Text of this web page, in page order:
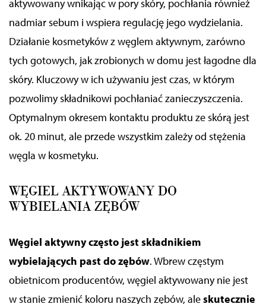
aktywowany wnikając w pory skóry, pochłania również
nadmiar sebum i wspiera regulację jego wydzielania.
Działanie kosmetyków z węglem aktywnym, zarówno
tych gotowych, jak zrobionych w domu jest łagodne dla
skóry. Kluczowy w ich używaniu jest czas, w którym
pozwolimy składnikowi pochłaniać zanieczyszczenia.
Optymalnym okresem kontaktu produktu ze skórą jest
ok. 20 minut, ale przede wszystkim zależy od stężenia
węgla w kosmetyku.
WĘGIEL AKTYWOWANY DO
WYBIELANIA ZĘBÓW
Węgiel aktywny często jest składnikiem
wybielających past do zębów. Wbrew częstym
obietnicom producentów, węgiel aktywowany nie jest
w stanie zmienić koloru naszych zębów, aleskutecznie